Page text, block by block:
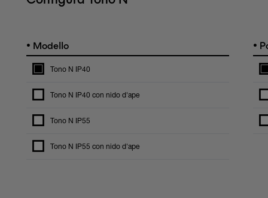
• Modello
Tono N IP40
Tono N IP40 con nido d'ape
Tono N IP55
Tono N IP55 con nido d'ape
•